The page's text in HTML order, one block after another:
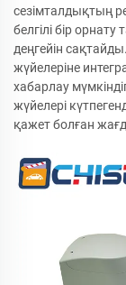
сезімталдықтың
белгілі бір
деңгейін
жүйелеріне
хабарлау
жүйелері
қажет болған